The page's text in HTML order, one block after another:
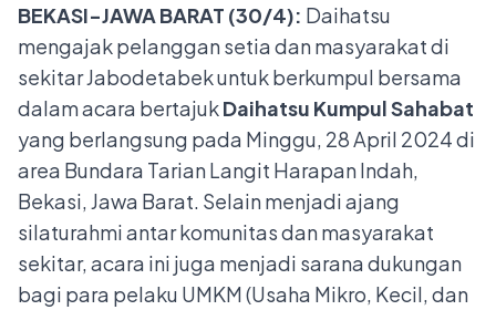
BEKASI-JAWA BARAT (30/4): Daihatsu
mengajak pelanggan setia dan masyarakat di
sekitar Jabodetabek untuk berkumpul bersama
dalam acara bertajukDaihatsu Kumpul Sahabat
yang berlangsung pada Minggu, 28 April 2024 di
area Bundara Tarian Langit Harapan Indah,
Bekasi, Jawa Barat. Selain menjadi ajang
silaturahmi antar komunitas dan masyarakat
sekitar, acara ini juga menjadi sarana dukungan
bagi para pelaku UMKM (Usaha Mikro, Kecil, dan